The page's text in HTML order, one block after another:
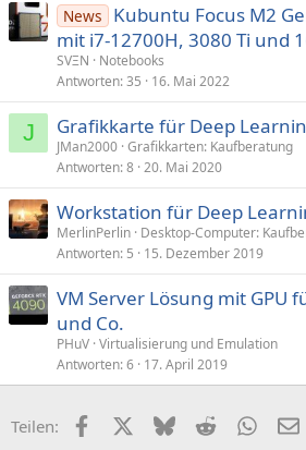
News
Kubuntu Focus M2
mit i7-12700H, 3080 Ti und
SVΞN
Notebooks
Antworten 35 16. Mai 2022
J Grafikkarte für Deep
JMan2000 Grafikkarten: Kaufberatung
Antworten 8 20. Mai 2020
Workstation für Deep
MerlinPerlin Desktop-Computer:
Antworten 5 15. Dezember 2019
VM Server Lösung mit GPU
und Co.
PHuV Virtualisierung und Emulation
Antworten 6 17. April 2019
Teilen: FacebookX (Twitter)
BlueskyReddit